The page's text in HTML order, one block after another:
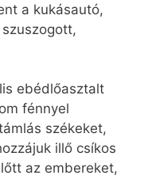
a kukásautó,
ebédlőasztalt
fénnyel
székeket,
illő csíkos
az embereket,